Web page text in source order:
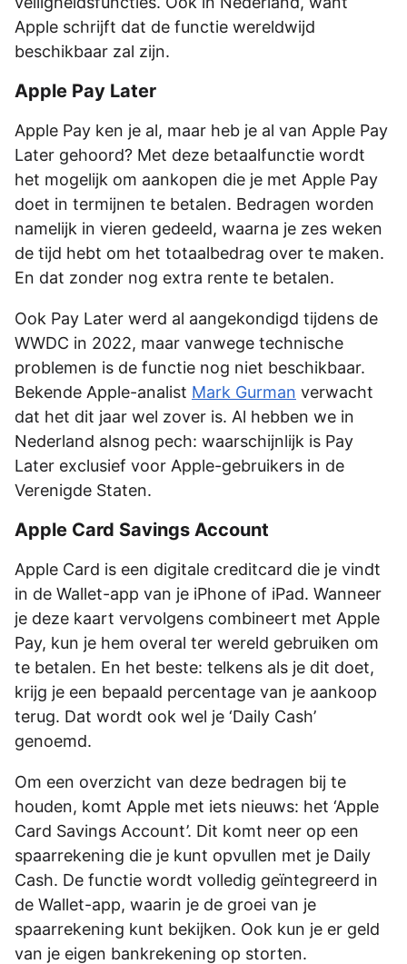
Apple schrijft dat de functie wereldwijd
beschikbaar zal zijn.
Apple Pay Later
Apple Pay ken je al, maar heb je al van Apple Pay
Later gehoord? Met deze betaalfunctie wordt
het mogelijk om aankopen die je met Apple Pay
doet in termijnen te betalen. Bedragen worden
namelijk in vieren gedeeld, waarna je zes weken
de tijd hebt om het totaalbedrag over te maken.
En dat zonder nog extra rente te betalen.
Ook Pay Later werd al aangekondigd tijdens de
WWDC in 2022, maar vanwege technische
problemen is de functie nog niet beschikbaar.
Bekende Apple-analist Mark Gurman verwacht
dat het dit jaar wel zover is. Al hebben we in
Nederland alsnog pech: waarschijnlijk is Pay
Later exclusief voor Apple-gebruikers in de
Verenigde Staten.
Apple Card Savings Account
Apple Card is een digitale creditcard die je vindt
in de Wallet-app van je iPhone of iPad. Wanneer
je deze kaart vervolgens combineert met Apple
Pay, kun je hem overal ter wereld gebruiken om
te betalen. En het beste: telkens als je dit doet,
krijg je een bepaald percentage van je aankoop
terug. Dat wordt ook wel je ‘Daily Cash’
genoemd.
Om een overzicht van deze bedragen bij te
houden, komt Apple met iets nieuws: het ‘Apple
Card Savings Account’. Dit komt neer op een
spaarrekening die je kunt opvullen met je Daily
Cash. De functie wordt volledig geïntegreerd in
de Wallet-app, waarin je de groei van je
spaarrekening kunt bekijken. Ook kun je er geld
van je eigen bankrekening op storten.